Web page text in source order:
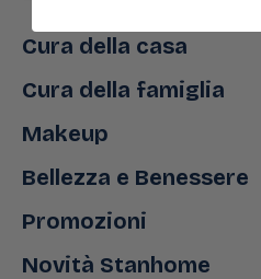
Cura della casa
Cura della famiglia
Makeup
Bellezza e Benessere
Promozioni
Novità Stanhome